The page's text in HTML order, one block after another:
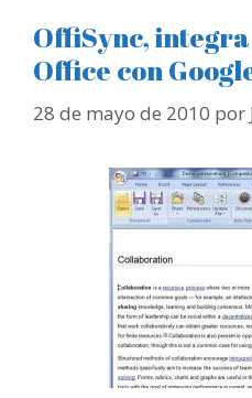
OffiSync,
Office con
28 de mayo de 2010 por